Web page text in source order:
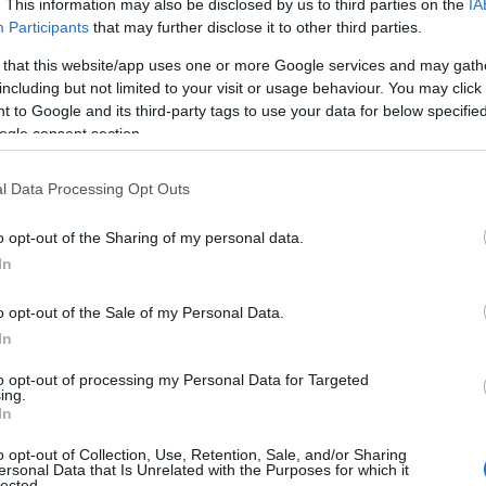
This information may also be disclosed by us to third parties on the
Participants that may further disclose it to other third parties.
that this website/app uses one or more Google services and may
but not limited to your visit or usage behaviour. You may
to Google and its third-party tags to use your data for below
consent section.
Data Processing Opt Outs
opt-out of the Sharing of my personal data.
opt-out of the Sale of my Personal Data.
opt-out of processing my Personal Data for Targeted
opt-out of Collection, Use, Retention, Sale, and/or Sharing
Data that Is Unrelated with the Purposes for which it
31-03-2023 κατά τις ώρες 9.00π.μ
(φούρνος Κατσαρέλια έως παλαιό
θα παραμείνει κλειστός λόγω εργασιών της